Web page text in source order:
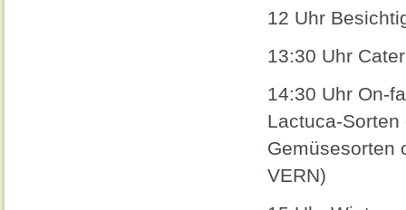
12 Uhr
13:30 Uhr
14:30 Uhr On-
Lactuca-
Gemüsesorten
VERN)